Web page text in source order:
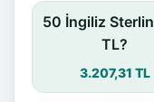
50 İngiliz
TL?
3.207,31 TL